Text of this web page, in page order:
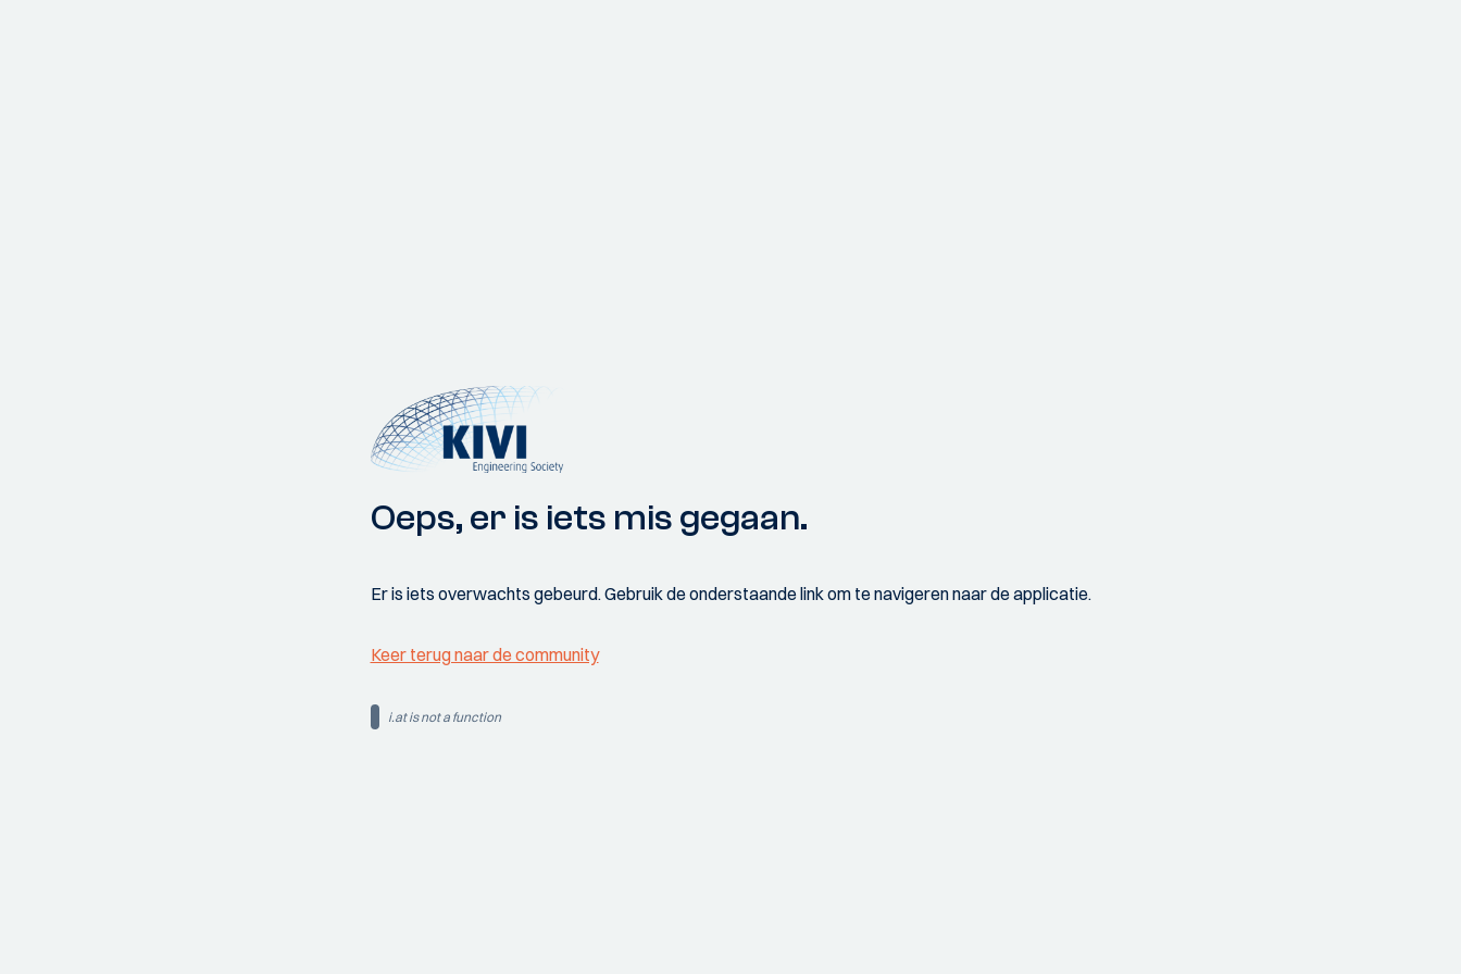
Oeps, er is iets mis gegaan.
Er is iets overwachts gebeurd. Gebruik de onderstaande link om te navigeren naar de applicatie.
Keer terug naar de community
i.at is not a function